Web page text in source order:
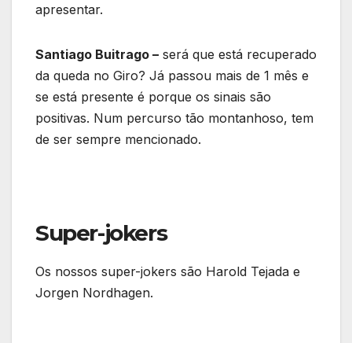
apresentar.
Santiago Buitrago – será que está recuperado
da queda no Giro? Já passou mais de 1 mês e
se está presente é porque os sinais são
positivas. Num percurso tão montanhoso, tem
de ser sempre mencionado.
Super-jokers
Os nossos super-jokers são Harold Tejada e
Jorgen Nordhagen.